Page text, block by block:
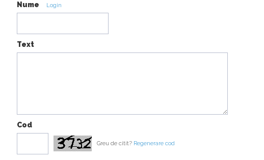
Nume Login
Text
Cod
Greu de citit? Regenerare cod